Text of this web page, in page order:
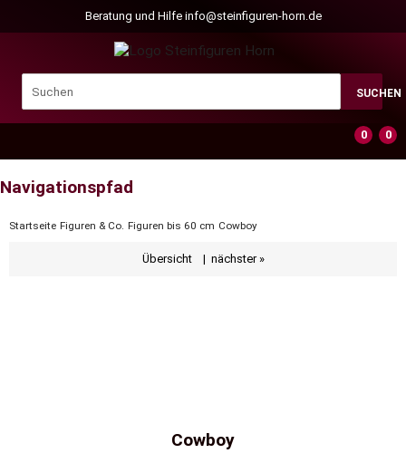
Beratung und Hilfe info@steinfiguren-horn.de
SUCHEN
0
0
Navigationspfad
Startseite Figuren & Co. Figuren bis 60 cm Cowboy
Übersicht| nächster »
Cowboy